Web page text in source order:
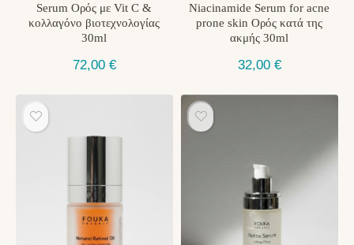
Serum Oρός με Vit C &
κολλαγόνο βιοτεχνολογίας
30ml
72,00 €
Niacinamide Serum for acne
prone skin Ορός κατά της
ακμής 30ml
32,00 €